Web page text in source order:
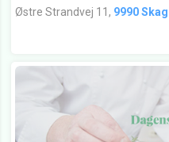
Østre Strandvej 11, 9990